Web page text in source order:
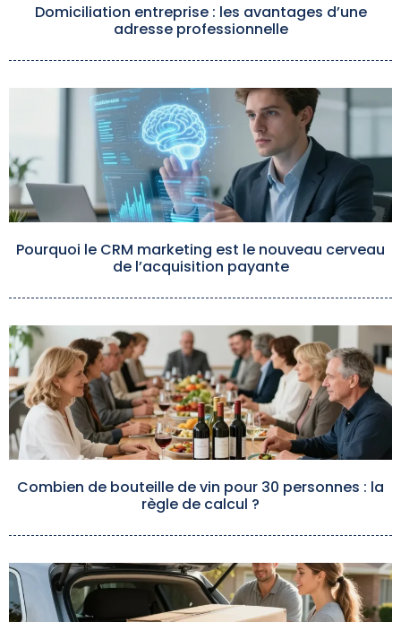
Domiciliation entreprise : les avantages d’une
adresse professionnelle
Pourquoi le CRM marketing est le nouveau cerveau
de l’acquisition payante
Combien de bouteille de vin pour 30 personnes : la
règle de calcul ?